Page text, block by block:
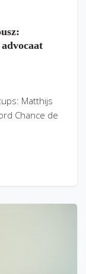
Matthijs
Chance de